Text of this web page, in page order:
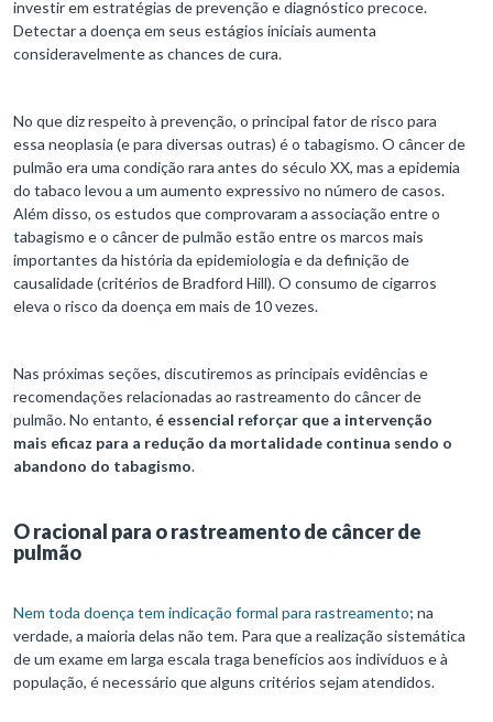
investir em estratégias de prevenção e diagnóstico precoce.
Detectar a doença em seus estágios iniciais aumenta
consideravelmente as chances de cura.
No que diz respeito à prevenção, o principal fator de risco para
essa neoplasia (e para diversas outras) é o tabagismo. O câncer de
pulmão era uma condição rara antes do século XX, mas a epidemia
do tabaco levou a um aumento expressivo no número de casos.
Além disso, os estudos que comprovaram a associação entre o
tabagismo e o câncer de pulmão estão entre os marcos mais
importantes da história da epidemiologia e da definição de
causalidade (critérios de Bradford Hill). O consumo de cigarros
eleva o risco da doença em mais de 10 vezes.
Nas próximas seções, discutiremos as principais evidências e
recomendações relacionadas ao rastreamento do câncer de
pulmão. No entanto, é essencial reforçar que a intervenção
mais eficaz para a redução da mortalidade continua sendo o
abandono do tabagismo.
O racional para o rastreamento de câncer de
pulmão
Nem toda doença tem indicação formal para rastreamento; na
verdade, a maioria delas não tem. Para que a realização sistemática
de um exame em larga escala traga benefícios aos indivíduos e à
população, é necessário que alguns critérios sejam atendidos.